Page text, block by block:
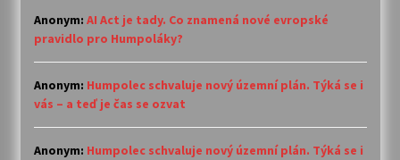
Anonym: AI Act je tady. Co znamená nové evropské
pravidlo pro Humpoláky?
Anonym: Humpolec schvaluje nový územní plán. Týká se i
vás – a teď je čas se ozvat
Anonym: Humpolec schvaluje nový územní plán. Týká se i